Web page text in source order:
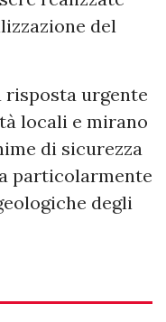
del
risposta urgente
locali e mirano
di sicurezza
particolarmente
degli